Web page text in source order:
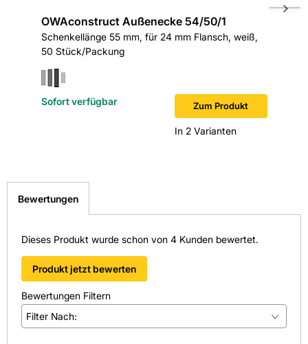
OWAconstruct Außenecke 54/50/1
Schenkellänge 55 mm, für 24 mm Flansch, weiß,
50 Stück/Packung
Zum Produkt
In 2 Varianten
Sofort verfügbar
Bewertungen
Dieses Produkt wurde schon von 4 Kunden bewertet.
Produkt jetzt bewerten
Bewertungen Filtern
Filter Nach: